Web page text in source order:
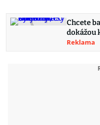
Chcete
dokážou
Reklama